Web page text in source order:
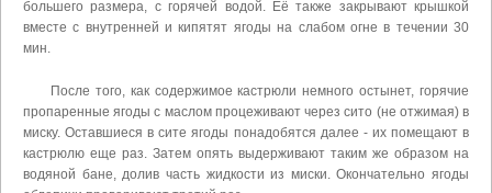
большего размера, с горячей водой. Её также закрывают крышкой
вместе с внутренней и кипятят ягоды на слабом огне в течении 30
мин.
После того, как содержимое кастрюли немного остынет, горячие
пропаренные ягоды с маслом процеживают через сито (не отжимая) в
миску. Оставшиеся в сите ягоды понадобятся далее - их помещают в
кастрюлю еще раз. Затем опять выдерживают таким же образом на
водяной бане, долив часть жидкости из миски. Окончательно ягоды